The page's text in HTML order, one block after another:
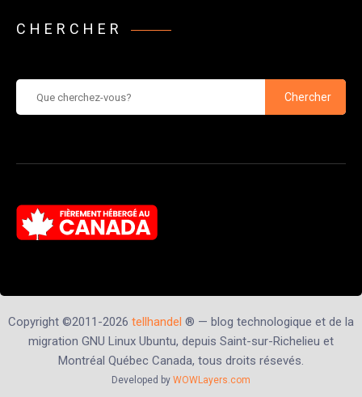
CHERCHER
Copyright ©2011-2026 tellhandel ® — blog technologique et de la
migration GNU Linux Ubuntu, depuis Saint-sur-Richelieu et
Montréal Québec Canada, tous droits résevés.
Developed by WOWLayers.com